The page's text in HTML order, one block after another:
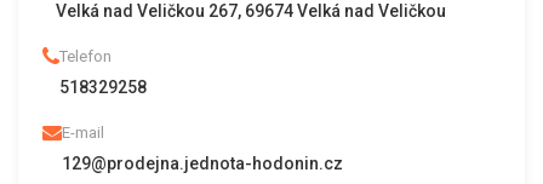
Velká nad Veličkou 267, 69674 Velká nad Veličkou
Telefon
518329258
E-mail
129@prodejna.jednota-hodonin.cz